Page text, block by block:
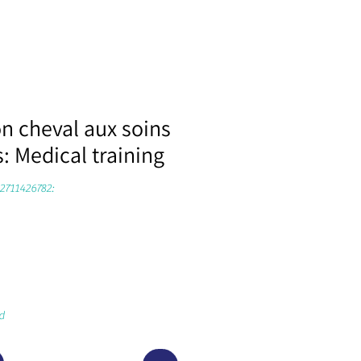
cheval aux soins
Medical training
Productcode: ISBN ‏:978-2711426782